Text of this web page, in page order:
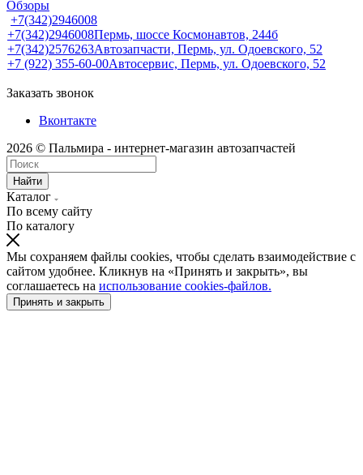
Обзоры
+7(342)2946008
+7(342)2946008Пермь, шоссе Космонавтов, 244б
+7(342)2576263Автозапчасти, Пермь, ул. Одоевского, 52
+7 (922) 355-60-00Автосервис, Пермь, ул. Одоевского, 52
Заказать звонок
Вконтакте
2026 © Пальмира - интернет-магазин автозапчастей
Найти
Каталог
По всему сайту
По каталогу
Мы сохраняем файлы cookies, чтобы сделать взаимодействие с
сайтом удобнее. Кликнув на «Принять и закрыть», вы
соглашаетесь на использование cookies-файлов.
Принять и закрыть